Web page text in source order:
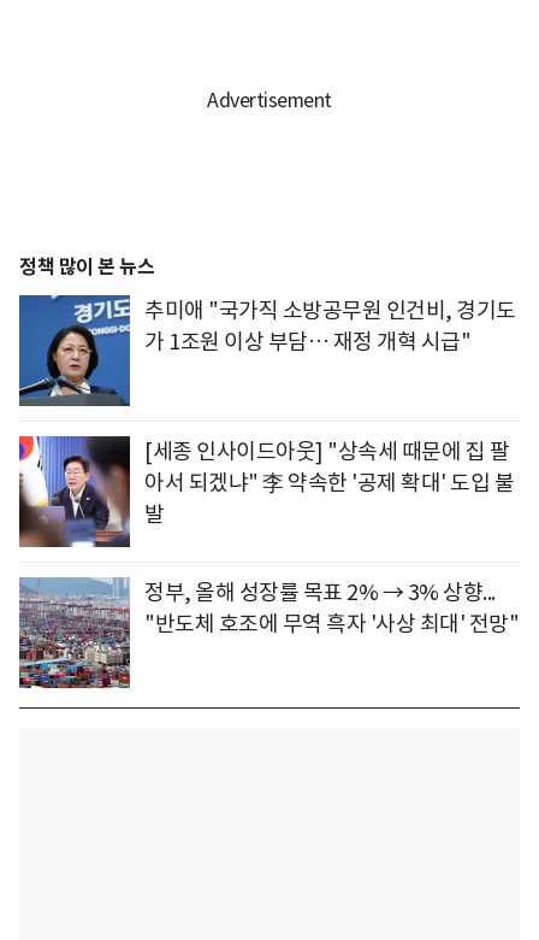
정책 많이 본 뉴스
추미애 "국가직 소방공무원 인건비, 경기도
가 1조원 이상 부담… 재정 개혁 시급"
[세종 인사이드아웃] "상속세 때문에 집 팔
아서 되겠냐" 李 약속한 '공제 확대' 도입 불
발
정부, 올해 성장률 목표 2% → 3% 상향...
"반도체 호조에 무역 흑자 '사상 최대' 전망"